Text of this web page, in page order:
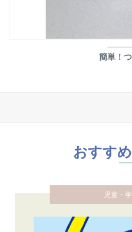
簡単！
おすす
児童・